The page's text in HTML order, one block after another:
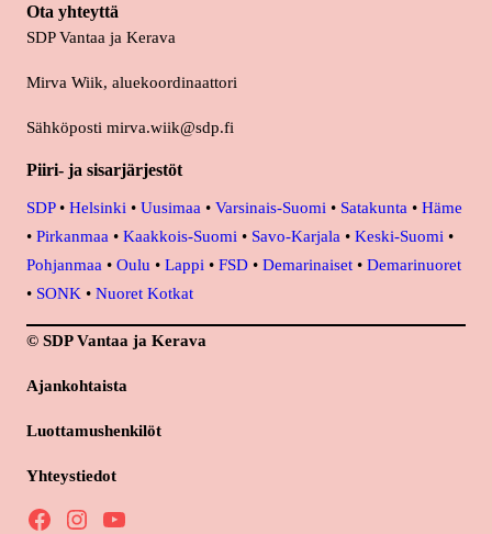
Ota yhteyttä
SDP Vantaa ja Kerava
Mirva Wiik, aluekoordinaattori
Sähköposti mirva.wiik@sdp.fi
Piiri- ja sisarjärjestöt
SDP• Helsinki • Uusimaa • Varsinais-Suomi • Satakunta • Häme
• Pirkanmaa • Kaakkois-Suomi • Savo-Karjala • Keski-Suomi •
Pohjanmaa • Oulu • Lappi • FSD • Demarinaiset • Demarinuoret
• SONK • Nuoret Kotkat
© SDP Vantaa ja Kerava
Ajankohtaista
Luottamushenkilöt
Yhteystiedot
Facebook Instagram YouTube